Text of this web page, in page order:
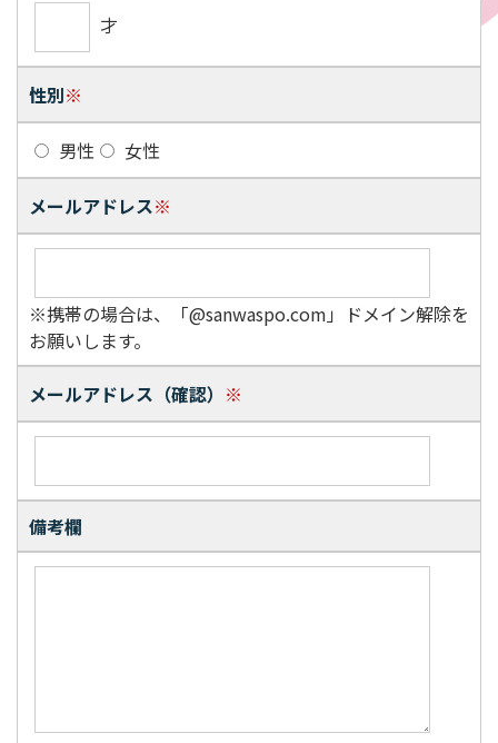
才
性別※
男性 女性
メールアドレス※
※携帯の場合は、「@sanwaspo.com」ドメイン解除を
お願いします。
メールアドレス（確認） ※
備考欄